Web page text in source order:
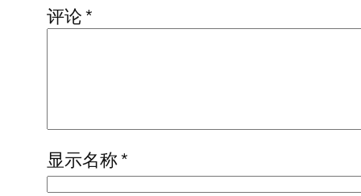
评论*
显示名称*